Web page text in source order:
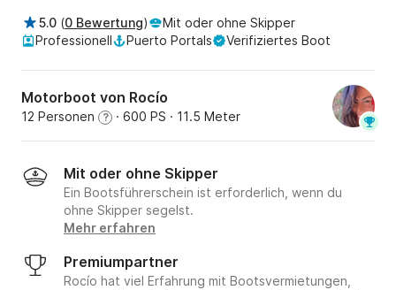
5.0 (0 Bewertung)
Mit oder ohne Skipper
Professionell
Puerto Portals Verifiziertes Boot
Motorboot von Rocío
12 Personen ? · 600 PS · 11.5 Meter
Mit oder ohne Skipper
Ein Bootsführerschein ist erforderlich, wenn du
ohne Skipper segelst.
Mehr erfahren
Premiumpartner
Rocío hat viel Erfahrung mit Bootsvermietungen,